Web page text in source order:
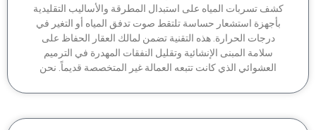
تسربات المياه على استبدال المطرقة والأساليب التقليدية
بأجهزة استشعار حساسة تلتقط صوت تدفق المياه أو التغير في
درجات الحرارة. هذه التقنية تضمن لمالك العقار الحفاظ على
سلامة المبنى الإنشائية وتقليل النفقات المهدرة في الترميم
العشوائي الذي كانت تتبعه العمالة غير المتخصصة قديماً. نحن